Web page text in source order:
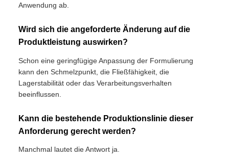
Anwendung ab.
Wird sich die angeforderte Änderung auf die
Produktleistung auswirken?
Schon eine geringfügige Anpassung der Formulierung
kann den Schmelzpunkt, die Fließfähigkeit, die
Lagerstabilität oder das Verarbeitungsverhalten
beeinflussen.
Kann die bestehende Produktionslinie dieser
Anforderung gerecht werden?
Manchmal lautet die Antwort ja.